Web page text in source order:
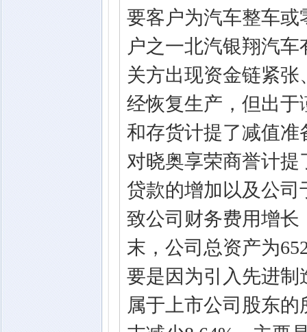
要客户为汽车整车或
户之一北汽银翔汽
关方出现资金链紧
经恢复生产，但出
和存货计提了减值
对晓奥享荣商誉计
贷款的增加以及公司
致公司财务费用增长
末，公司总资产为
要是因为引入先进
属于上市公司股东的